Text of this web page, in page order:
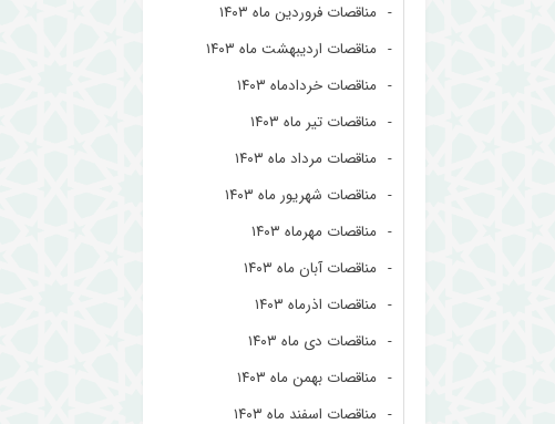
مناقصات فروردین ماه ۱۴۰۳
مناقصات اردیبهشت ماه ۱۴۰۳
مناقصات خردادماه ۱۴۰۳
مناقصات تیر ماه ۱۴۰۳
مناقصات مرداد ماه ۱۴۰۳
مناقصات شهریور ماه ۱۴۰۳
مناقصات مهرماه ۱۴۰۳
مناقصات آبان ماه ۱۴۰۳
مناقصات اذرماه ۱۴۰۳
مناقصات دی ماه ۱۴۰۳
مناقصات بهمن ماه ۱۴۰۳
مناقصات اسفند ماه ۱۴۰۳